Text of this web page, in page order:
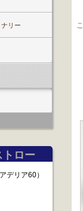
リー
ロー
デリア60）